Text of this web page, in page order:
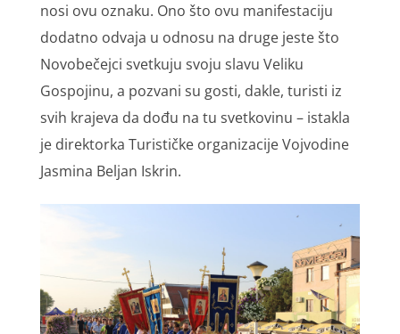
nosi ovu oznaku. Ono što ovu manifestaciju
dodatno odvaja u odnosu na druge jeste što
Novobečejci svetkuju svoju slavu Veliku
Gospojinu, a pozvani su gosti, dakle, turisti iz
svih krajeva da dođu na tu svetkovinu – istakla
je direktorka Turističke organizacije Vojvodine
Jasmina Beljan Iskrin.